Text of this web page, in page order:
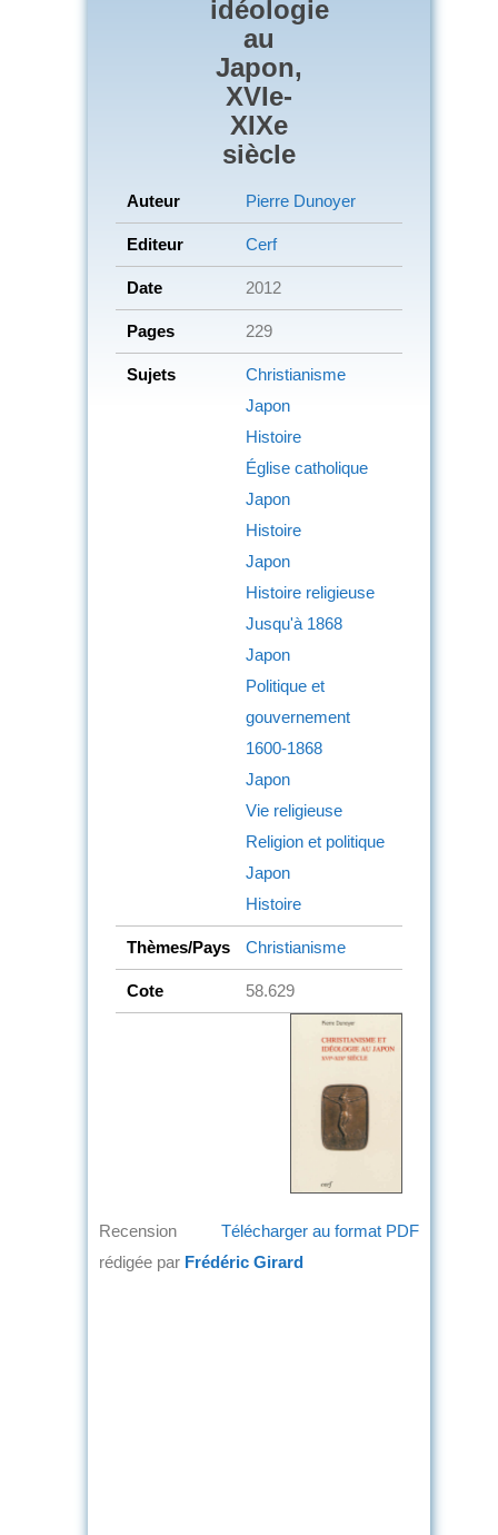
idéologie
au
Japon,
XVIe-
XIXe
siècle
Auteur Pierre Dunoyer
Editeur Cerf
Date 2012
Pages 229
Sujets
Christianisme
Japon
Histoire
Église catholique
Japon
Histoire
Japon
Histoire religieuse
Jusqu'à 1868
Japon
Politique et
gouvernement
1600-1868
Japon
Vie religieuse
Religion et politique
Japon
Histoire
Thèmes/Pays Christianisme
Cote 58.629
Télécharger au format PDF
Recension
rédigée par Frédéric Girard